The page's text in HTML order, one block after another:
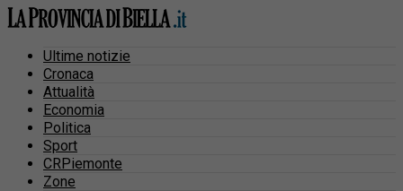
Ultime notizie
Cronaca
Attualità
Economia
Politica
Sport
CRPiemonte
Zone